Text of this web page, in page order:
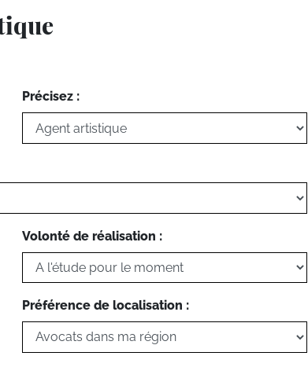
Précisez :
Volonté de réalisation :
Préférence de localisation :